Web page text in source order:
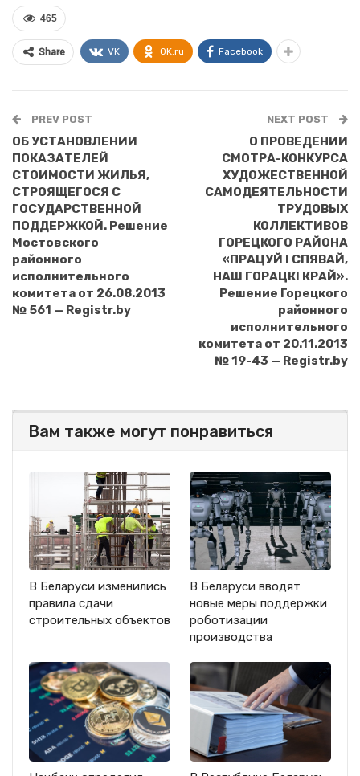
465
Share VK OK.ru Facebook
PREV POST
ОБ УСТАНОВЛЕНИИ
ПОКАЗАТЕЛЕЙ
СТОИМОСТИ ЖИЛЬЯ,
СТРОЯЩЕГОСЯ С
ГОСУДАРСТВЕННОЙ
ПОДДЕРЖКОЙ. Решение
Мостовского
районного
исполнительного
комитета от 26.08.2013
№ 561 — Registr.by
NEXT POST
О ПРОВЕДЕНИИ
СМОТРА-КОНКУРСА
ХУДОЖЕСТВЕННОЙ
САМОДЕЯТЕЛЬНОСТИ
ТРУДОВЫХ
КОЛЛЕКТИВОВ
ГОРЕЦКОГО РАЙОНА
«ПРАЦУЙ I СПЯВАЙ,
НАШ ГОРАЦКI КРАЙ».
Решение Горецкого
районного
исполнительного
комитета от 20.11.2013
№ 19-43 — Registr.by
Вам также могут понравиться
В Беларуси изменились
правила сдачи
строительных объектов
В Беларуси вводят
новые меры поддержки
роботизации
производства